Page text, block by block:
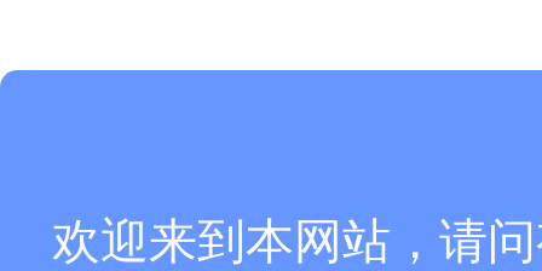
欢迎来到本网站，请